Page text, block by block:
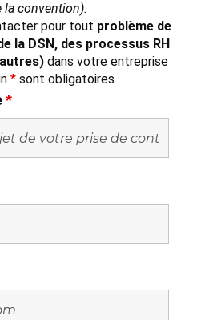
convention).
pour tout problème de
la DSN, des processus RH
dans votre entreprise
* sont obligatoires
*